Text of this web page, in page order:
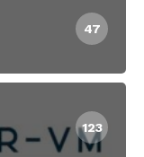
47
123